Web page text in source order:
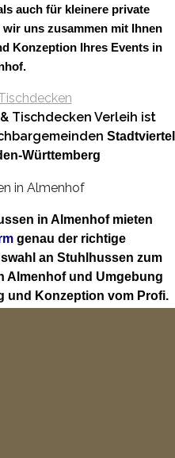
auch für kleinere private
uns zusammen mit Ihnen
Konzeption Ihres Events in
Tischdecken Verleih ist
Stadtviertel
Württemberg
in Almenhof mieten
genau der richtige
an Stuhlhussen zum
Almenhof und Umgebung
und Konzeption vom Profi.